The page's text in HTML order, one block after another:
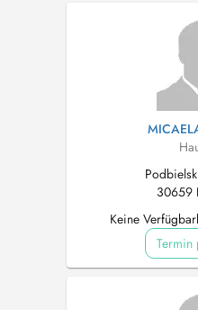
30659
Keine
Termin